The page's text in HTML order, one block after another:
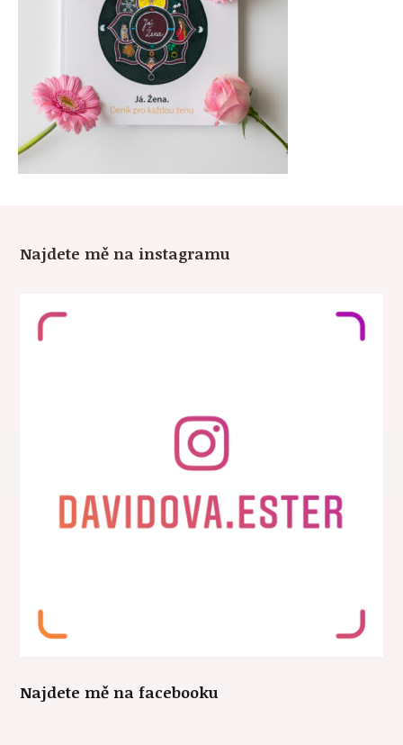
Najdete mě na instagramu
Najdete mě na facebooku